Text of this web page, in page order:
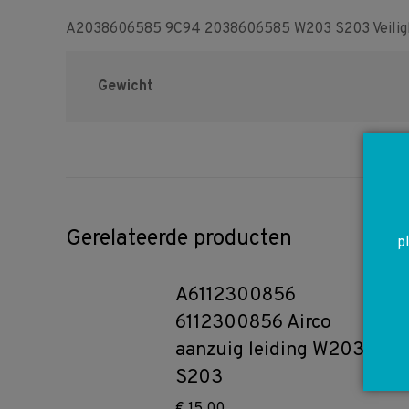
A2038606585 9C94 2038606585 W203 S203
Gewicht
Gerelateerde producten
A6112300856
6112300856 Airco
aanzuig leiding W203
S203